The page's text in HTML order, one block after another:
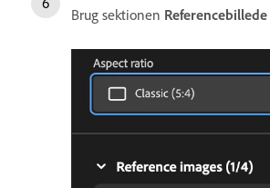
Brug sektionen Referencebillede